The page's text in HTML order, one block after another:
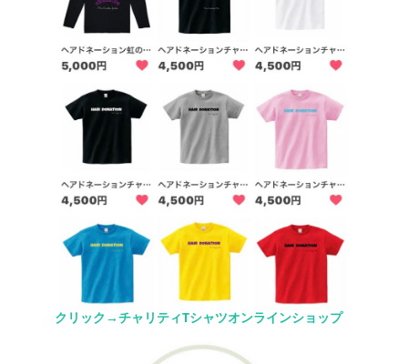
クリック→チャリティTシャツオンラインショップ